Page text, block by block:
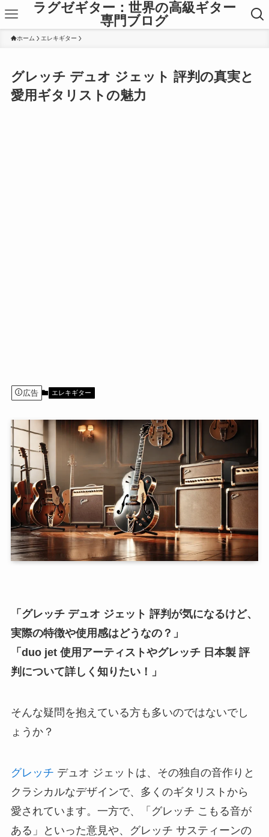
ラグゼギター：世界の高級ギター
専門ブログ
ホーム エレキギター
グレッチ デュオ ジェット 評判の真実と
愛用ギタリストの魅力
広告 エレキギター
「グレッチ デュオ ジェット 評判が気になるけど、
実際の特徴や使用感はどうなの？」
「duo jet 使用アーティストやグレッチ 日本製 評
判について詳しく知りたい！」
そんな疑問を抱えている方も多いのではないでし
ょうか？
グレッチ デュオ ジェットは、その独自の音作りと
クラシカルなデザインで、多くのギタリストから
愛されています。一方で、「グレッチ こもる音が
ある」といった意見や、グレッチ サスティーンの